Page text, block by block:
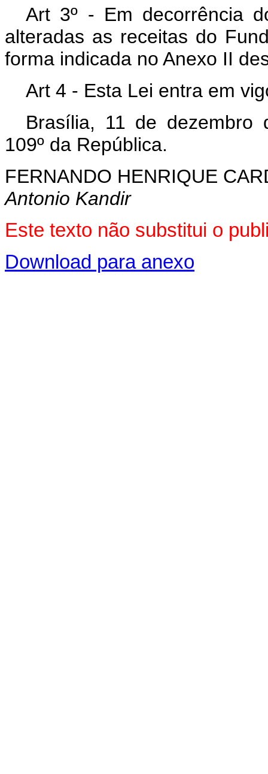
Art 3º - Em decorrência
alteradas as receitas do
forma indicada no Anexo II
Art 4 - Esta Lei entra em
Brasília, 11 de dezembro
109º da República.
FERNANDO HENRIQUE
Antonio Kandir
Este texto não substitui o
Download para anexo